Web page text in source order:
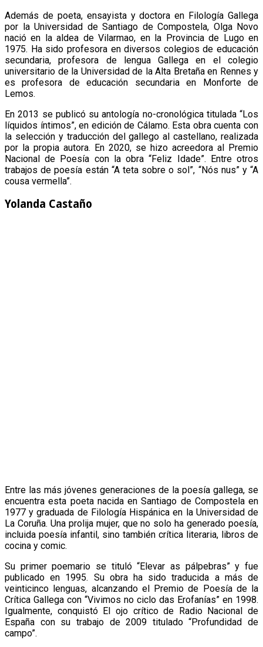
Además de poeta, ensayista y doctora en Filología Gallega
por la Universidad de Santiago de Compostela, Olga Novo
nació en la aldea de Vilarmao, en la Provincia de Lugo en
1975. Ha sido profesora en diversos colegios de educación
secundaria, profesora de lengua Gallega en el colegio
universitario de la Universidad de la Alta Bretaña en Rennes y
es profesora de educación secundaria en Monforte de
Lemos.
En 2013 se publicó su antología no-cronológica titulada “Los
líquidos íntimos”, en edición de Cálamo. Esta obra cuenta con
la selección y traducción del gallego al castellano, realizada
por la propia autora. En 2020, se hizo acreedora al Premio
Nacional de Poesía con la obra “Feliz Idade”. Entre otros
trabajos de poesía están “A teta sobre o sol”, “Nós nus” y “A
cousa vermella”.
Yolanda Castaño
Entre las más jóvenes generaciones de la poesía gallega, se
encuentra esta poeta nacida en Santiago de Compostela en
1977 y graduada de Filología Hispánica en la Universidad de
La Coruña. Una prolija mujer, que no solo ha generado poesía,
incluida poesía infantil, sino también crítica literaria, libros de
cocina y comic.
Su primer poemario se tituló “Elevar as pálpebras” y fue
publicado en 1995. Su obra ha sido traducida a más de
veinticinco lenguas, alcanzando el Premio de Poesía de la
Crítica Gallega con “Vivimos no ciclo das Erofanías” en 1998.
Igualmente, conquistó El ojo crítico de Radio Nacional de
España con su trabajo de 2009 titulado “Profundidad de
campo”.